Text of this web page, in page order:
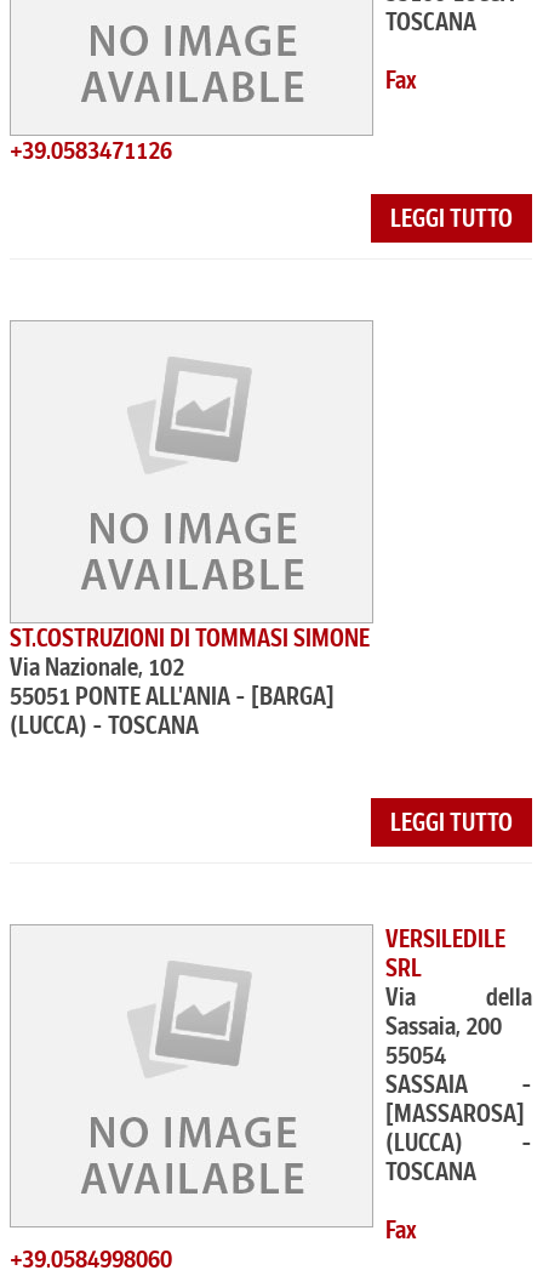
TOSCANA
Fax
+39.0583471126
LEGGI TUTTO
ST.COSTRUZIONI DI TOMMASI SIMONE
Via Nazionale, 102
55051 PONTE ALL'ANIA - [BARGA]
(LUCCA) - TOSCANA
LEGGI TUTTO
VERSILEDILE
SRL
Via della
Sassaia, 200
55054
SASSAIA -
[MASSAROSA]
(LUCCA) -
TOSCANA
Fax
+39.0584998060